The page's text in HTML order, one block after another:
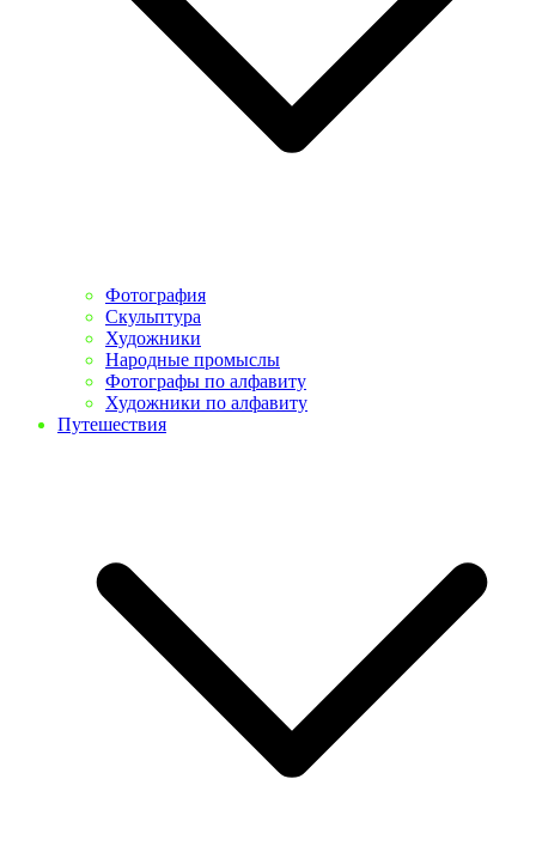
Фотография
Скульптура
Художники
Народные промыслы
Фотографы по алфавиту
Художники по алфавиту
Путешествия